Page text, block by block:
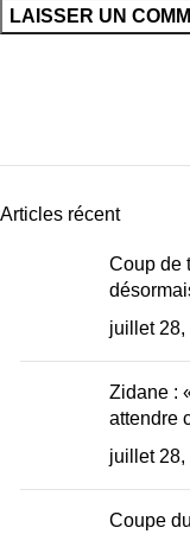
Articles récent
Coup de
juillet 28,
Zidane :
attendre
juillet 28,
Coupe